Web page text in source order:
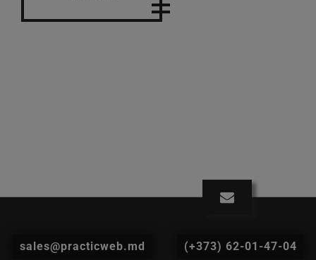
sales@practicweb.md (+373) 62-01-47-04